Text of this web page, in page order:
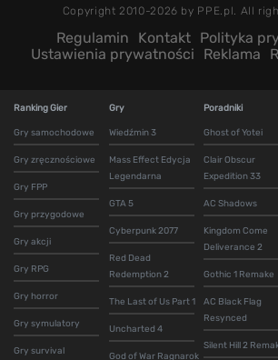
Copyright 2010-2026 by PPE.pl. All
Regulamin Kontakt Polityka
Ustawienia prywatności
Reklama
Ranking Gier
Gry samochodowe
Gry zręcznościowe
Gry FPP
Gry przygodowe
Gry akcji
Gry RPG
Gry horror
Gry symulatory
Gry survival
Gry
Wiedźmin 3
Mass Effect Edycja
Legendarna
GTA 5
Cyberpunk 2077
Red Dead
Redemption 2
The Last of Us Part 1
Uncharted 4
God of War Ragnarok
Poradniki
Ghost of Yotei
Clair Obscur
Expedition 33
AC Shadows
Kingdom Come
Deliverance 2
Gothic 1 Remake
AC Black Flag
Resynced
Silent Hill 2